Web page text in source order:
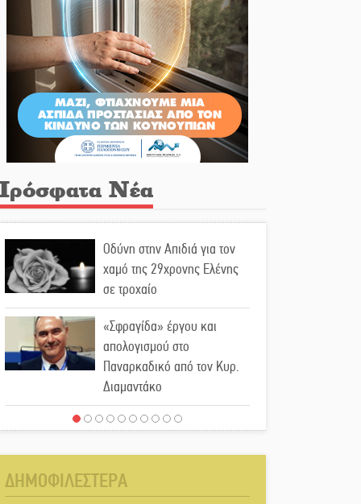
Νέα
Οδύνη στην Απιδιά για τον
χαμό της 29χρονης Ελένης
σε τροχαίο
«Σφραγίδα» έργου και
απολογισμού στο
Παναρκαδικό από τον Κυρ.
Διαμαντάκο
Μια «χρυσή» ελαιοκομική
Εκδηλώσεις του ΚΚΕ
ΔΗΜΟΦΙΛΕΣΤΕΡΑ